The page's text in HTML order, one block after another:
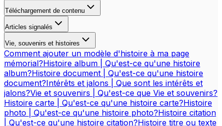
Téléchargement de contenu
Articles signalés
Vie, souvenirs et histoires
Comment ajouter un modèle d'histoire à ma page
mémorial?Histoire album | Qu'est-ce qu'une histoire
album?Histoire document | Qu'est-ce qu'une histoire
document?Intérêts et jalons | Que sont les intérêts et
jalons?Vie et souvenirs | Qu'est-ce que Vie et souvenirs?
Histoire carte | Qu'est-ce qu'une histoire carte?Histoire
photo | Qu'est-ce qu'une histoire photo?Histoire citation
| Qu'est-ce qu'une histoire citation?Histoire titre ou texte